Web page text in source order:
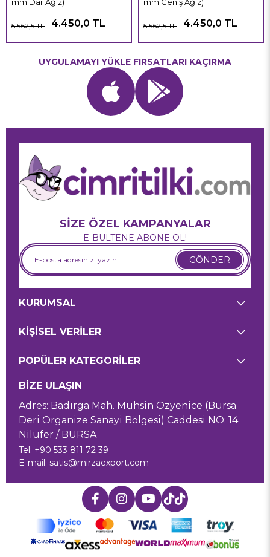
mm Dar Ağız)
4.450,0 TL
5.562,5 TL
mm Geniş Ağız)
4.450,0 TL
5.562,5 TL
UYGULAMAYI YÜKLE FIRSATLARI KAÇIRMA
SİZE ÖZEL KAMPANYALAR
E-BÜLTENE ABONE OL!
GÖNDER
KURUMSAL
KİŞİSEL VERİLER
POPÜLER KATEGORİLER
BİZE ULAŞIN
Adres: Badırga Mah. Muhsin Özyenice (Bursa
Deri Organize Sanayi Bölgesi) Caddesi NO: 14
Nilüfer / BURSA
Tel: +90 533 811 72 39
E-mail: satis@mirzaexport.com